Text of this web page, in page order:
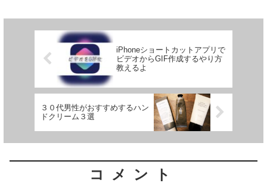
iPhoneショートカットアプリで
ビデオからGIF作成するやり方
教えるよ
３０代男性がおすすめするハン
ドクリーム３選
コメント